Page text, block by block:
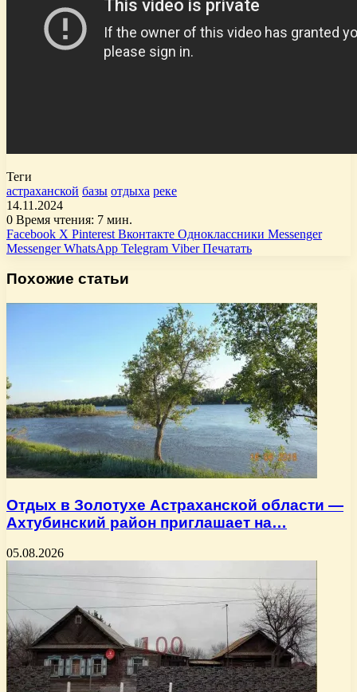
Теги
астраханской базы отдыха реке
14.11.2024
0 Время чтения: 7 мин.
Facebook X Pinterest Вконтакте Одноклассники Messenger
Messenger WhatsApp Telegram Viber Печатать
Похожие статьи
Отдых в Золотухе Астраханской области —
Ахтубинский район приглашает на…
05.08.2026